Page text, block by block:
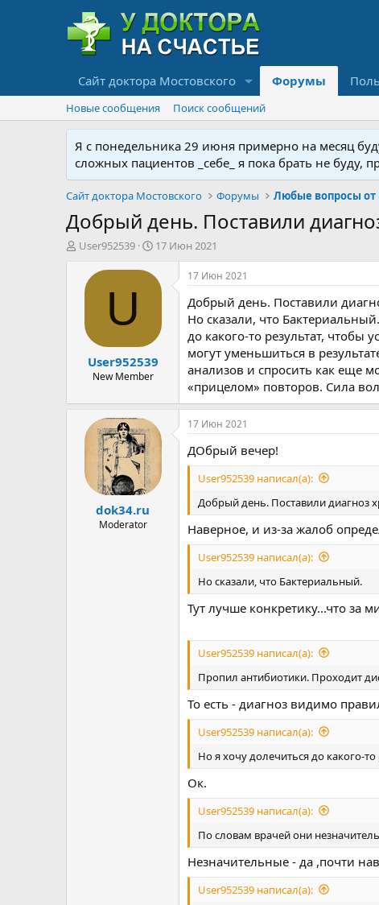
Сайт доктора Мостовского Форумы
Новые сообщения Поиск сообщений
Я с понедельника 29 июня примерно на месяц
сложных пациентов _себе_ я пока брать не буду,
Сайт доктора Мостовского Форумы Любые вопросы от
Добрый день. Поставили
А
User952539
Д
т
а
ч
л
17 Июн 2021
U
User952539
New Member
17 Июн 2021
Добрый день. Поставили
Но сказали, что
до какого-то результат, чтобы
могут уменьшиться в
анализов и спросить как еще
«прицелом» повторов. Сила
dok34.ru
Moderator
17 Июн 2021
ДОбрый вечер!
User952539 написал(а):
Добрый день. Поставили диагноз
Наверное, и из-за жалоб
User952539 написал(а):
Но сказали, что Бактериальный.
Тут лучше конкретику...что за
User952539 написал(а):
Пропил антибиотики. Проходит
То есть - диагноз видимо
User952539 написал(а):
Но я хочу долечиться до какого-
Ок.
User952539 написал(а):
По словам врачей они
Незначительные - да ,почти
User952539 написал(а):